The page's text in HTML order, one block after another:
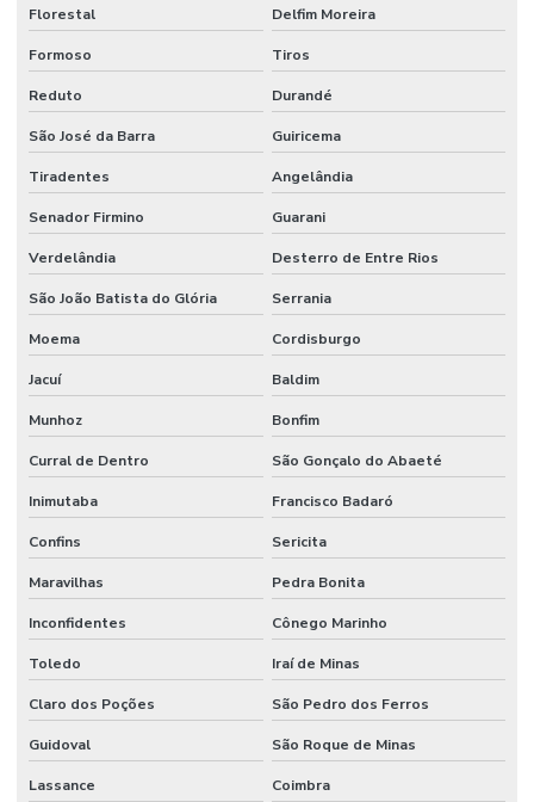
Florestal Delfim Moreira
Formoso Tiros
Reduto Durandé
São José da Barra Guiricema
Tiradentes Angelândia
Senador Firmino Guarani
Verdelândia Desterro de Entre Rios
São João Batista do Glória Serrania
Moema Cordisburgo
Jacuí Baldim
Munhoz Bonfim
Curral de Dentro São Gonçalo do Abaeté
Inimutaba Francisco Badaró
Confins Sericita
Maravilhas Pedra Bonita
Inconfidentes Cônego Marinho
Toledo Iraí de Minas
Claro dos Poções São Pedro dos Ferros
Guidoval São Roque de Minas
Lassance Coimbra